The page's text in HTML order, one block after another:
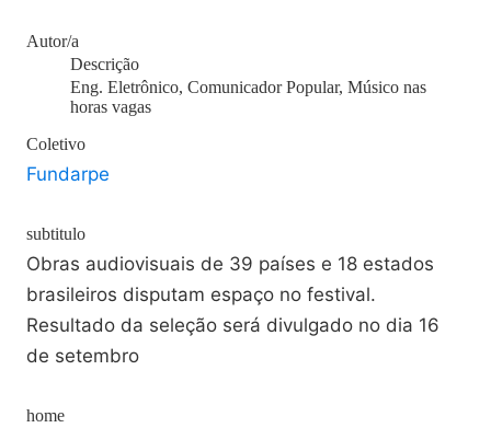
Autor/a
Descrição
Eng. Eletrônico, Comunicador Popular, Músico nas
horas vagas
Coletivo
Fundarpe
subtitulo
Obras audiovisuais de 39 países e 18 estados
brasileiros disputam espaço no festival.
Resultado da seleção será divulgado no dia 16
de setembro
home